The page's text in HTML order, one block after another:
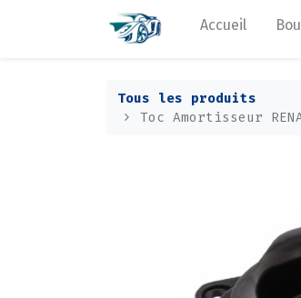
Accueil
Tous les produits
Toc Amortisseur